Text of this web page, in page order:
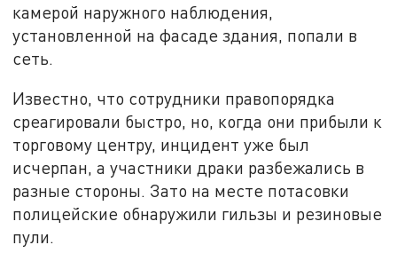
камерой наружного наблюдения,
установленной на фасаде здания, попали в
сеть.
Известно, что сотрудники правопорядка
среагировали быстро, но, когда они прибыли к
торговому центру, инцидент уже был
исчерпан, а участники драки разбежались в
разные стороны. Зато на месте потасовки
полицейские обнаружили гильзы и резиновые
пули.